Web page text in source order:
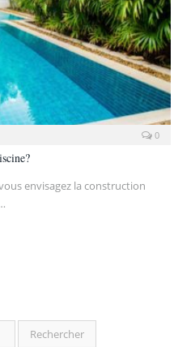
0
envisagez la construction